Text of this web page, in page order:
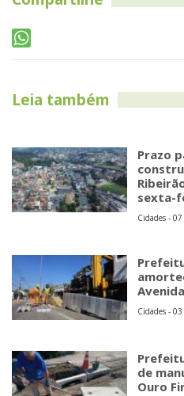
Leia também
Prazo
sexta-
Cidades -
Cidades -
de
Ouro